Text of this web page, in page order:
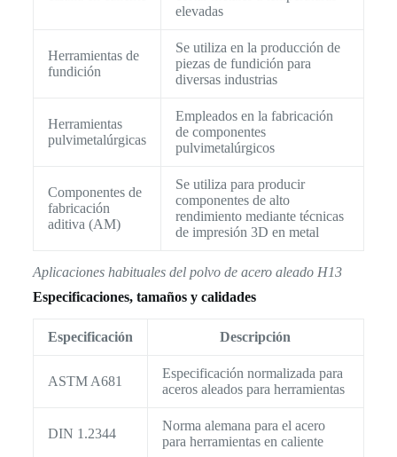
elevadas
Herramientas de
fundición
Se utiliza en la producción de
piezas de fundición para
diversas industrias
Herramientas
pulvimetalúrgicas
Empleados en la fabricación
de componentes
pulvimetalúrgicos
Componentes de
fabricación
aditiva (AM)
Se utiliza para producir
componentes de alto
rendimiento mediante técnicas
de impresión 3D en metal
Aplicaciones habituales del polvo de acero aleado H13
Especificaciones, tamaños y calidades
Especificación Descripción
ASTM A681
Especificación normalizada para
aceros aleados para herramientas
DIN 1.2344
Norma alemana para el acero
para herramientas en caliente